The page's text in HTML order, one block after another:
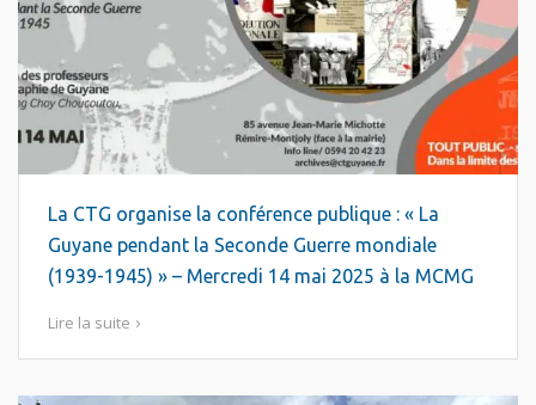
La CTG organise la conférence publique : « La
Guyane pendant la Seconde Guerre mondiale
(1939-1945) » – Mercredi 14 mai 2025 à la MCMG
Lire la suite